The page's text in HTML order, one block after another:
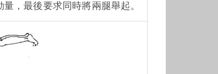
，最後要求同時將兩腿舉起。